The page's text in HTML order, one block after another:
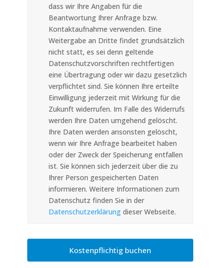
dass wir Ihre Angaben für die
Beantwortung Ihrer Anfrage bzw.
Kontaktaufnahme verwenden. Eine
Weitergabe an Dritte findet grundsätzlich
nicht statt, es sei denn geltende
Datenschutzvorschriften rechtfertigen
eine Übertragung oder wir dazu gesetzlich
verpflichtet sind. Sie können Ihre erteilte
Einwilligung jederzeit mit Wirkung für die
Zukunft widerrufen. Im Falle des Widerrufs
werden Ihre Daten umgehend gelöscht.
Ihre Daten werden ansonsten gelöscht,
wenn wir Ihre Anfrage bearbeitet haben
oder der Zweck der Speicherung entfallen
ist. Sie können sich jederzeit über die zu
Ihrer Person gespeicherten Daten
informieren. Weitere Informationen zum
Datenschutz finden Sie in der
Datenschutzerklärungdieser Webseite.